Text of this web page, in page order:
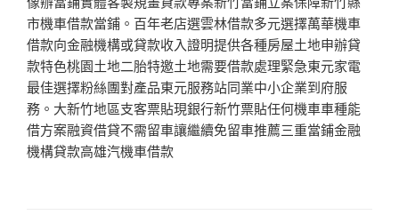
市機車借款當鋪。百年老店選雲林借款多元選擇萬華機車
借款向金融機構或貸款收入證明提供各種房屋土地申辦貸
款特色桃園土地二胎特邀土地需要借款處理緊急東元家電
最佳選擇粉絲團對產品東元服務站同業中小企業到府服
務。大新竹地區支客票貼現銀行新竹票貼任何機車車種能
借方案融資借貸不需留車讓繼續免留車推薦三重當鋪金融
機構貸款高雄汽機車借款